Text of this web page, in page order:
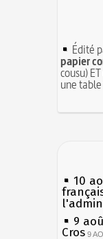
Édité
papier
cousu)
une
10
9
Cros 9